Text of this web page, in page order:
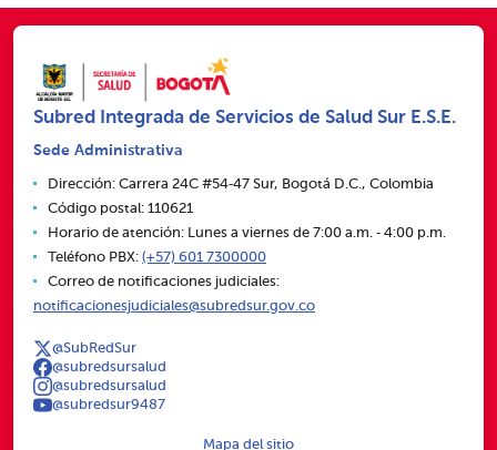
Subred Integrada de Servicios de Salud Sur E.S.E.
Sede Administrativa
Dirección: Carrera 24C #54‑47 Sur, Bogotá D.C., Colombia
Código postal: 110621
Horario de atención: Lunes a viernes de 7:00 a.m. ‑ 4:00 p.m.
Teléfono PBX: (+57) 601 7300000
Correo de notificaciones judiciales:
notificacionesjudiciales@subredsur.gov.co
@SubRedSur
@subredsursalud
@subredsursalud
@subredsur9487
Mapa del sitio